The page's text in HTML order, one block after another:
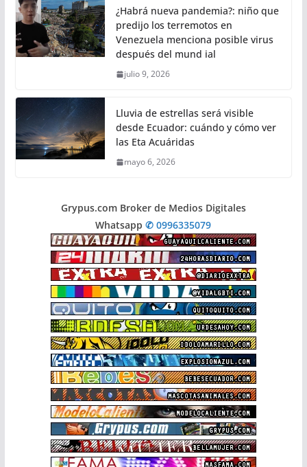
¿Habrá nueva pandemia?: niño que
predijo los terremotos en
Venezuela menciona posible virus
después del mund ial
julio 9, 2026
Lluvia de estrellas será visible
desde Ecuador: cuándo y cómo ver
las Eta Acuáridas
mayo 6, 2026
Grypus.com Broker de Medios Digitales
Whatsapp✆ 0996335079